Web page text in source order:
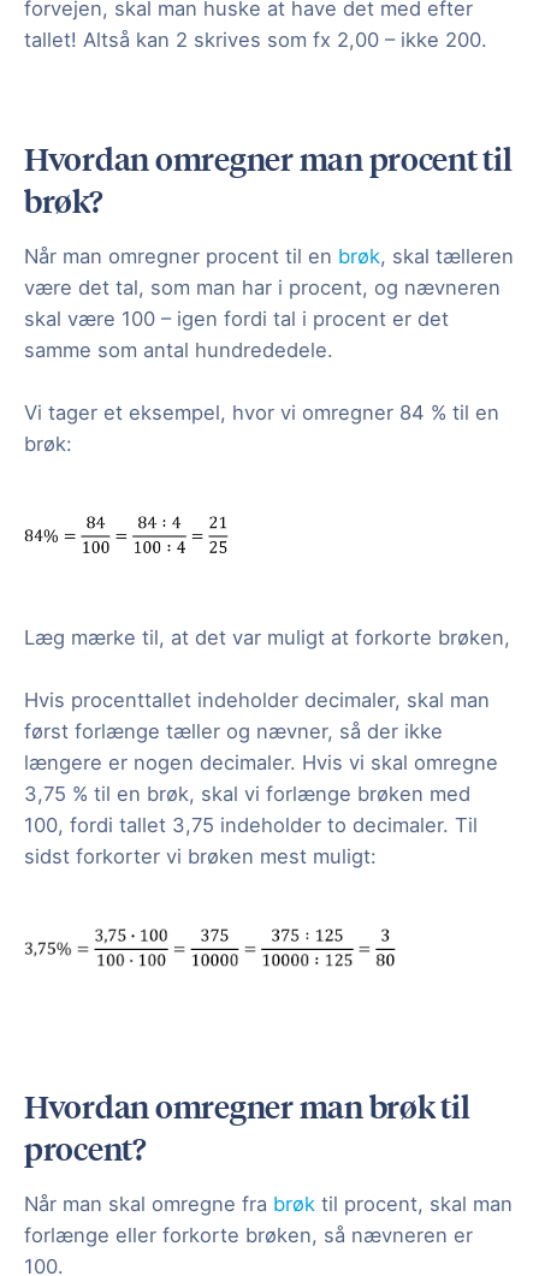
forvejen, skal man huske at have det med efter
tallet! Altså kan 2 skrives som fx 2,00 – ikke 200.
Hvordan omregner man procent til
brøk?
Når man omregner procent til en brøk, skal tælleren
være det tal, som man har i procent, og nævneren
skal være 100 – igen fordi tal i procent er det
samme som antal hundrededele.
Vi tager et eksempel, hvor vi omregner 84 % til en
brøk:
Læg mærke til, at det var muligt at forkorte brøken,
Hvis procenttallet indeholder decimaler, skal man
først forlænge tæller og nævner, så der ikke
længere er nogen decimaler. Hvis vi skal omregne
3,75 % til en brøk, skal vi forlænge brøken med
100, fordi tallet 3,75 indeholder to decimaler. Til
sidst forkorter vi brøken mest muligt:
Hvordan omregner man brøk til
procent?
Når man skal omregne fra brøk til procent, skal man
forlænge eller forkorte brøken, så nævneren er
100.